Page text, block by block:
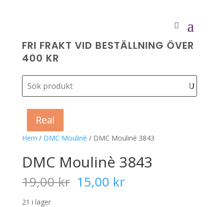
FRI FRAKT VID BESTÄLLNING ÖVER
400 KR
Hem / DMC Moulinè / DMC Moulinè 3843
Rea!
DMC Moulinè 3843
19,00kr Det
ursprungliga
15,00 krDet
21 i lager
Rea!
Rea!
Rea!